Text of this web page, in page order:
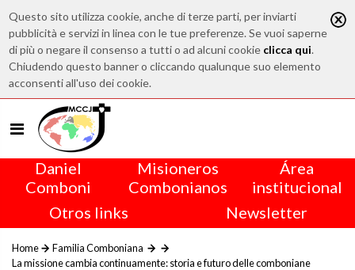
Questo sito utilizza cookie, anche di terze parti, per inviarti
pubblicità e servizi in linea con le tue preferenze. Se vuoi saperne
di più o negare il consenso a tutti o ad alcuni cookie clicca qui.
Chiudendo questo banner o cliccando qualunque suo elemento
acconsenti all'uso dei cookie.
Daniel
Comboni
Misioneros
Combonianos
Área
institucional
Otros links
Newsletter
Home
Familia Comboniana
La missione cambia continuamente: storia e futuro delle comboniane